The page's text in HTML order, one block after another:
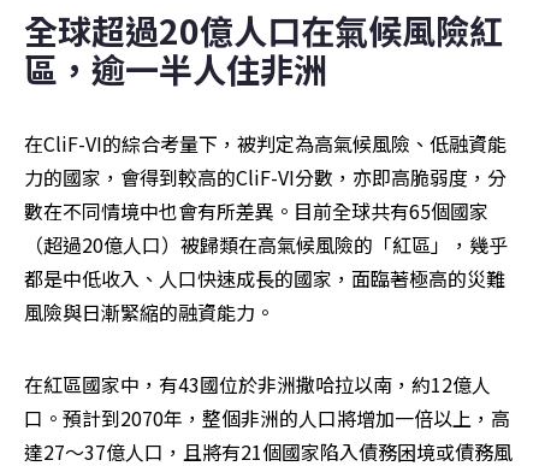
全球超過20億人口在氣候風險紅
區，逾一半人住非洲
在CliF-VI的綜合考量下，被判定為高氣候風險、低融資能
力的國家，會得到較高的CliF-VI分數，亦即高脆弱度，分
數在不同情境中也會有所差異。目前全球共有65個國家
（超過20億人口）被歸類在高氣候風險的「紅區」，幾乎
都是中低收入、人口快速成長的國家，面臨著極高的災難
風險與日漸緊縮的融資能力。
在紅區國家中，有43國位於非洲撒哈拉以南，約12億人
口。預計到2070年，整個非洲的人口將增加一倍以上，高
達27～37億人口，且將有21個國家陷入債務困境或債務風